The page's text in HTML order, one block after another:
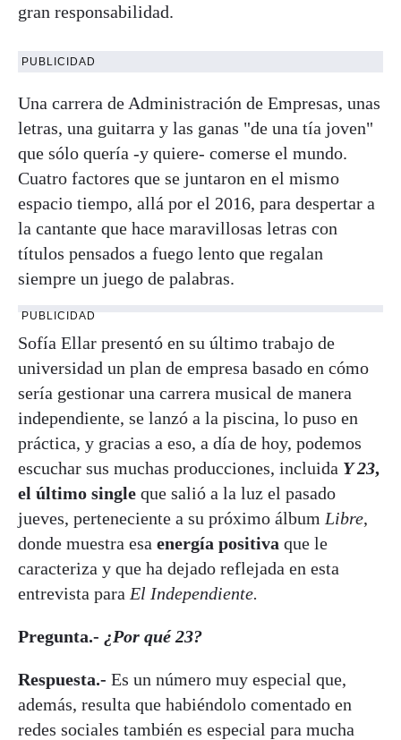
gran responsabilidad.
PUBLICIDAD
Una carrera de Administración de Empresas, unas
letras, una guitarra y las ganas "de una tía joven"
que sólo quería -y quiere- comerse el mundo.
Cuatro factores que se juntaron en el mismo
espacio tiempo, allá por el 2016, para despertar a
la cantante que hace maravillosas letras con
títulos pensados a fuego lento que regalan
siempre un juego de palabras.
PUBLICIDAD
Sofía Ellar presentó en su último trabajo de
universidad un plan de empresa basado en cómo
sería gestionar una carrera musical de manera
independiente, se lanzó a la piscina, lo puso en
práctica, y gracias a eso, a día de hoy, podemos
escuchar sus muchas producciones, incluida Y 23,
el último single que salió a la luz el pasado
jueves, perteneciente a su próximo álbum Libre,
donde muestra esa energía positiva que le
caracteriza y que ha dejado reflejada en esta
entrevista para El Independiente.
Pregunta.- ¿Por qué 23?
Respuesta.- Es un número muy especial que,
además, resulta que habiéndolo comentado en
redes sociales también es especial para mucha